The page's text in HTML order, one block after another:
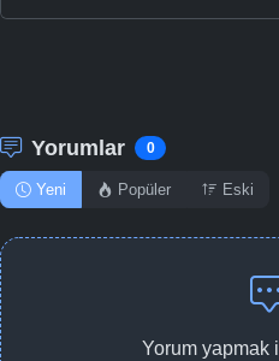
Yorumlar 0
Yeni Popüler Eski
Yorum yapmak